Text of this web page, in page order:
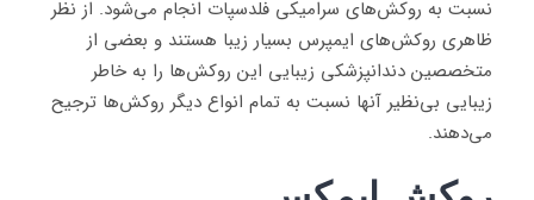
نسبت به روکش‌های سرامیکی فلدسپات انجام می‌شود. از نظر
ظاهری روکش‌های ایمپرس بسیار زیبا هستند و بعضی از
متخصصین دندانپزشکی زیبایی این روکش‌ها را به خاطر
زیبایی بی‌نظیر آنها نسبت به تمام انواع دیگر روکش‌ها ترجیح
می‌دهند.